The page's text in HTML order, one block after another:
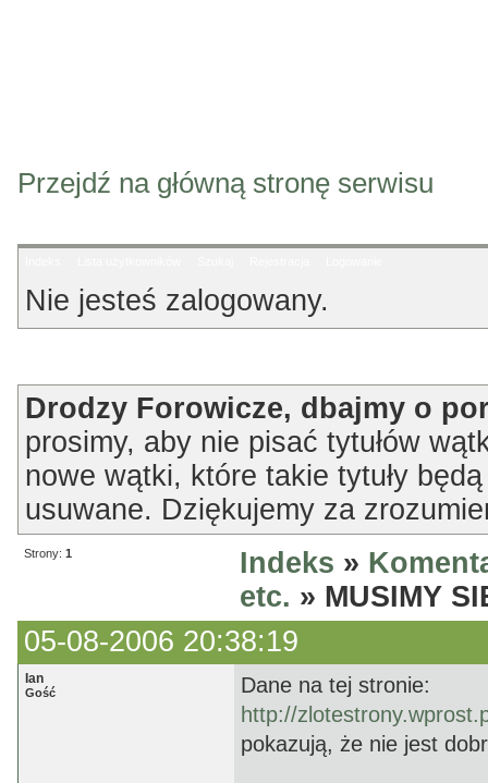
Przejdź na główną stronę serwisu
Nie jesteś zalogowany.
Drodzy Forowicze, dbajmy o
prosimy, aby nie pisać tytułów
nowe wątki, które takie tytuły
usuwane. Dziękujemy za
Strony: 1 Indeks »
etc. » MUSIMY
05-08-2006 20:38:19
Ian
Gość
Dane na tej stronie:
http://
pokazują, że nie jest